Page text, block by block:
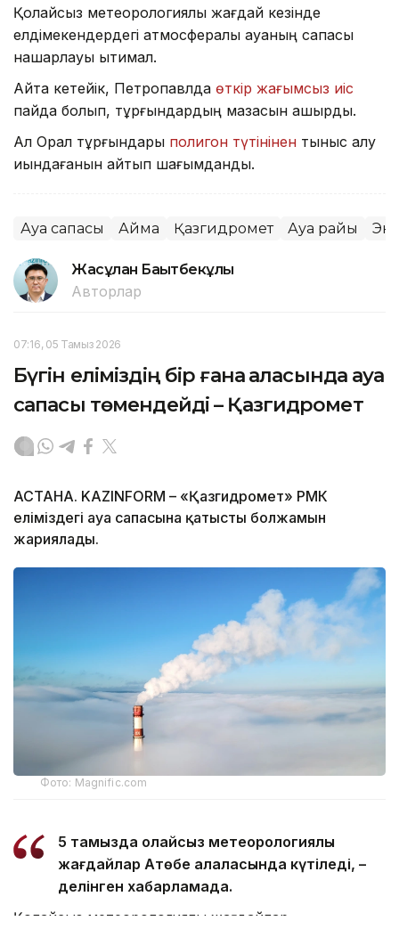
Қолайсыз метеорологиялық жағдай кезінде
елдімекендердегі атмосфералық ауаның сапасы
нашарлауы ықтимал.
Айта кетейік, Петропавлда өткір жағымсыз иіс
пайда болып, тұрғындардың мазасын қашырды.
Ал Орал тұрғындары полигон түтінінен тыныс алу
қиындағанын айтып шағымданды.
Ауа сапасы Аймақ Қазгидромет Ауа райы
Жасұлан Бақытбекұлы
Авторлар
07:16, 05 Тамыз 2026
Бүгін еліміздің бір ғана қаласында ауа
сапасы төмендейді – Қазгидромет
АСТАНА. KAZINFORM – «Қазгидромет» РМК
еліміздегі ауа сапасына қатысты болжамын
жариялады.
Фото: Magnific.com
5 тамызда қолайсыз метеорологиялық
жағдайлар Ақтөбе қалаласында күтіледі, –
делінген хабарламада.
Қолайсыз метеорологиялық жағдайлар –